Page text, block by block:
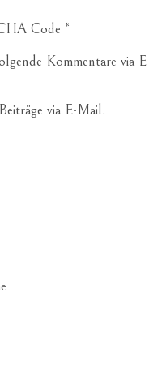
Code *
Kommentare via E-
via E-Mail.